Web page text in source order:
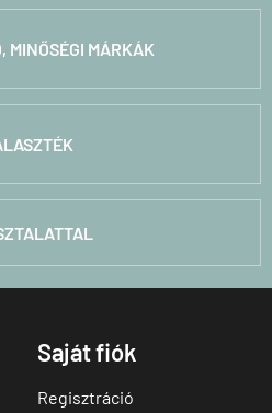
MINŐSÉGI MÁRKÁK
Saját fiók
Regisztráció